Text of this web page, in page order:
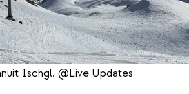
Ischgl. @Live Updates